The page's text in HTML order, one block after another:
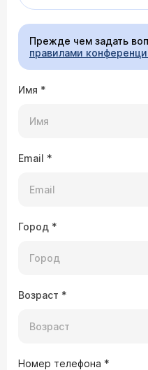
Прежде чем задать
правилами
Имя *
Email *
Город *
Возраст *
Номер телефона *